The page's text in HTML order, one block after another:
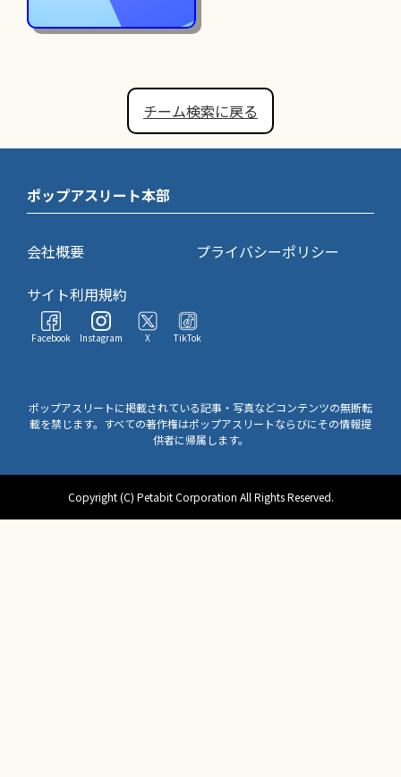
チーム検索に戻る
ポップアスリート本部
会社概要
プライバシーポリシー
サイト利用規約
Facebook Instagram X TikTok
ポップアスリートに掲載されている記事・写真などコンテンツの無断転
載を禁じます。すべての著作権はポップアスリートならびにその情報提
供者に帰属します。
Copyright (C) Petabit Corporation All Rights Reserved.